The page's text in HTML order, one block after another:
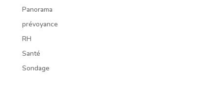
Panorama
prévoyance
RH
Santé
Sondage